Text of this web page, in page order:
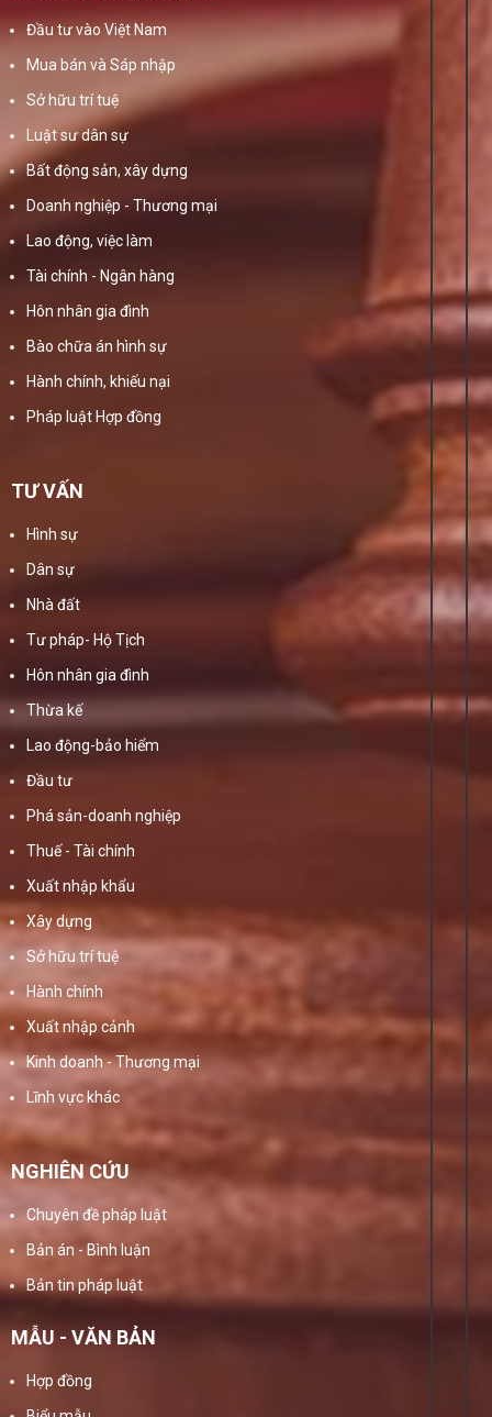
Đầu tư vào Việt Nam
Mua bán và Sáp nhập
Sở hữu trí tuệ
Luật sư dân sự
Bất động sản, xây dựng
Doanh nghiệp - Thương mại
Lao động, việc làm
Tài chính - Ngân hàng
Hôn nhân gia đình
Bào chữa án hình sự
Hành chính, khiếu nại
Pháp luật Hợp đồng
TƯ VẤN
Hình sự
Dân sự
Nhà đất
Tư pháp- Hộ Tịch
Hôn nhân gia đình
Thừa kế
Lao động-bảo hiểm
Đầu tư
Phá sản-doanh nghiệp
Thuế - Tài chính
Xuất nhập khẩu
Xây dựng
Sở hữu trí tuệ
Hành chính
Xuất nhập cảnh
Kinh doanh - Thương mại
Lĩnh vực khác
NGHIÊN CỨU
Chuyên đề pháp luật
Bản án - Bình luận
Bản tin pháp luật
MẪU - VĂN BẢN
Hợp đồng